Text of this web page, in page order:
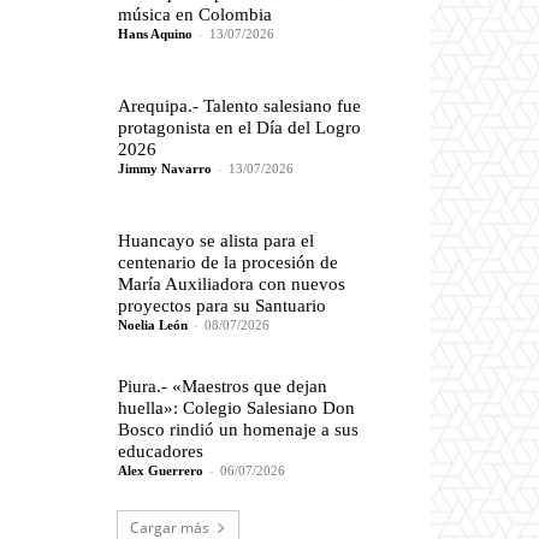
música en Colombia
Hans Aquino - 13/07/2026
Arequipa.- Talento salesiano fue
protagonista en el Día del Logro
2026
Jimmy Navarro - 13/07/2026
Huancayo se alista para el
centenario de la procesión de
María Auxiliadora con nuevos
proyectos para su Santuario
Noelia León - 08/07/2026
Piura.- «Maestros que dejan
huella»: Colegio Salesiano Don
Bosco rindió un homenaje a sus
educadores
Alex Guerrero - 06/07/2026
Cargar más